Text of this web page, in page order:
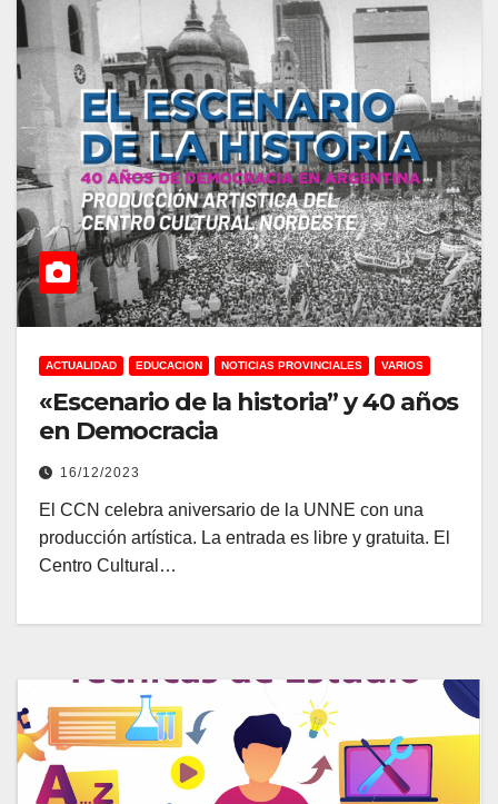
ACTUALIDAD EDUCACION NOTICIAS PROVINCIALES VARIOS
«Escenario de la historia” y 40 años
en Democracia
16/12/2023
El CCN celebra aniversario de la UNNE con una
producción artística. La entrada es libre y gratuita. El
Centro Cultural…